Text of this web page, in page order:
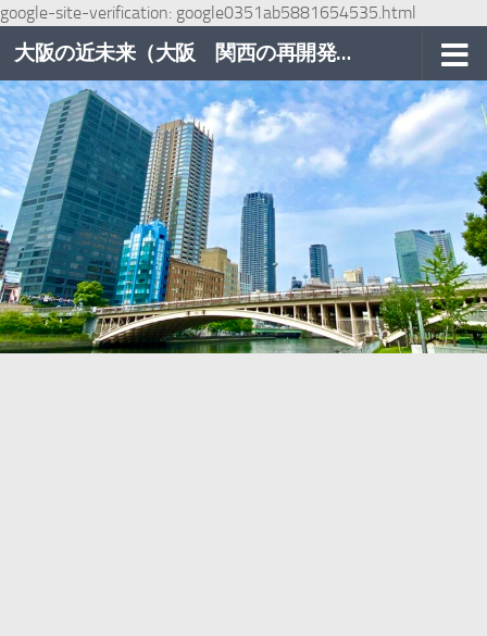
google-site-verification: google0351ab5881654535.html
コンテンツへスキップ
大阪の近未来（大阪 関西の再開発巡り）